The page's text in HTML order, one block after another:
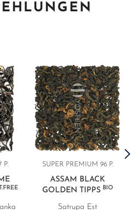
P. SUPER PREMIUM 96 P.
ASSAM BLACK
GOLDEN TIPPS BIO
Satrupa Est